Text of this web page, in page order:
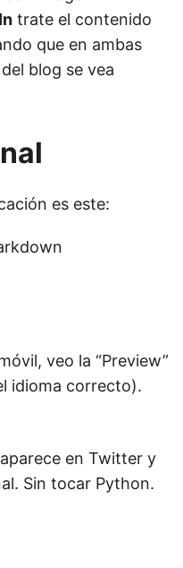
trate el contenido
que en ambas
blog se vea
es este:
veo la “Preview”
idioma correcto).
en Twitter y
Sin tocar Python.